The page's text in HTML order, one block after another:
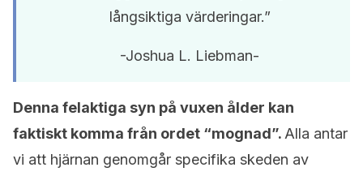
långsiktiga värderingar.”
-Joshua L. Liebman-
Denna felaktiga syn på vuxen ålder kan
faktiskt komma från ordet “mognad”. Alla antar
vi att hjärnan genomgår specifika skeden av